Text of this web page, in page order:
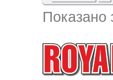
Показано